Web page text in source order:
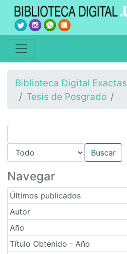
Biblioteca Digital Exactas
Tesis de Posgrado
Navegar
Últimos publicados
Autor
Año
Título Obtenido - Año